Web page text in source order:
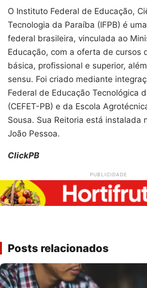
O Instituto Federal de Educação,
Tecnologia da Paraíba (IFPB) é
federal brasileira, vinculada ao
Educação, com a oferta de cursos
básica, profissional e superior,
sensu. Foi criado mediante
Federal de Educação Tecnológica
(CEFET-PB) e da Escola
Sousa. Sua Reitoria está instalada
João Pessoa.
ClickPB
PUBLICIDADE
Posts relacionados